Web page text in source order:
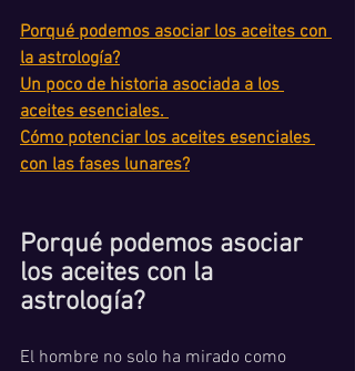
Porqué podemos asociar los aceites con
la astrología?
Un poco de historia asociada a los
aceites esenciales.
Cómo potenciar los aceites esenciales
con las fases lunares?
Porqué podemos asociar
los aceites con la
astrología?
El hombre no solo ha mirado como